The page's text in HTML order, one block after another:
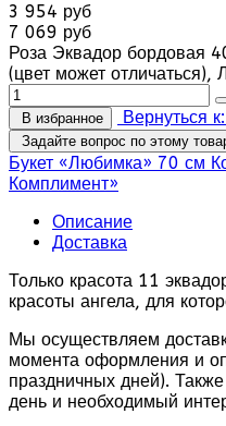
3 954 руб
7 069 руб
Роза Эквадор бордовая
(цвет может
В избранное Вернуться
Задайте вопрос по этому
Букет «Любимка» 70 см
Комплимент»
Описание
Доставка
Только красота 11
красоты ангела, для
Мы осуществляем
момента оформления и
праздничных дней).
день и необходимый